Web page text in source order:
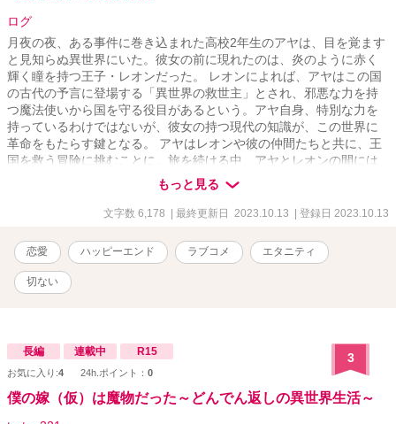
ログ
月夜の夜、ある事件に巻き込まれた高校2年生のアヤは、目を覚ます
と見知らぬ異世界にいた。彼女の前に現れたのは、炎のように赤く
輝く瞳を持つ王子・レオンだった。 レオンによれば、アヤはこの国
の古代の予言に登場する「異世界の救世主」とされ、邪悪な力を持
つ魔法使いから国を守る役目があるという。アヤ自身、特別な力を
持っているわけではないが、彼女の持つ現代の知識が、この世界に
革命をもたらす鍵となる。 アヤはレオンや彼の仲間たちと共に、王
国を救う冒険に挑むことに。旅を続ける中、アヤとレオンの間には
次第に絆が芽生え、深い愛情が育まれていく。しかし、予言には
「救世主は、使命を果たすと元の世界に戻る」とも記されていた。
使命を果たすため、多くの困難や試練を乗り越えながらも、二人の
界に戻ることを意味すると知った時、二人はどう選択するのか。 こ
の物語は、異世界での冒険と恋愛を中心に、愛と運命、選択と犠牲
のテーマを扱った作品です。アヤとレオンの心の葛藤や、彼らの周
りの人々との絆、そして最後の選択が、読者の心を引きつけるポイ
もっと見る
文字数 6,178 | 最終更新日 2023.10.13 | 登録日 2023.10.13
恋愛 ハッピーエンド ラブコメ エタニティ
切ない
長編 連載中 R15
お気に入り:4 24h.ポイント： 0
3
僕の嫁（仮）は魔物だった～どんでん返しの異世界生活～